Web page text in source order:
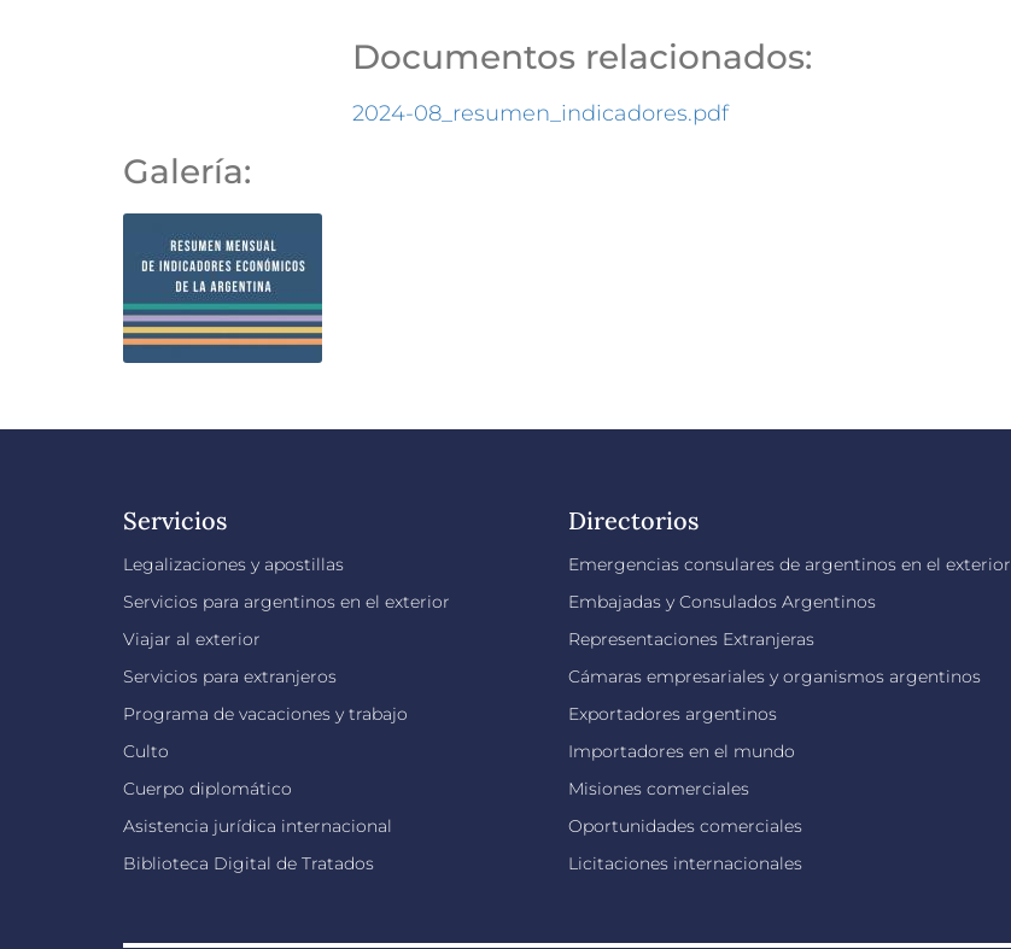
Documentos relacionados:
2024-08_resumen_indicadores.pdf
Galería:
Servicios
Legalizaciones y apostillas
Servicios para argentinos en el exterior
Viajar al exterior
Servicios para extranjeros
Programa de vacaciones y trabajo
Culto
Cuerpo diplomático
Asistencia jurídica internacional
Biblioteca Digital de Tratados
Directorios
Emergencias consulares de argentinos en el exterior
Embajadas y Consulados Argentinos
Representaciones Extranjeras
Cámaras empresariales y organismos argentinos
Exportadores argentinos
Importadores en el mundo
Misiones comerciales
Oportunidades comerciales
Licitaciones internacionales